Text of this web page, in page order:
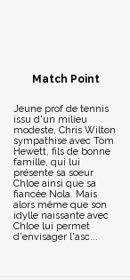
Match Point
Jeune prof de tennis
issu d'un milieu
modeste, Chris Wilton
sympathise avec Tom
Hewett, fils de bonne
famille, qui lui
présente sa soeur
Chloe ainsi que sa
fiancée Nola. Mais
alors même que son
idylle naissante avec
Chloe lui permet
d'envisager l'asc...